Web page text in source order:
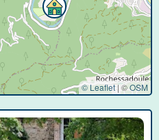
© Leaflet |©OSM